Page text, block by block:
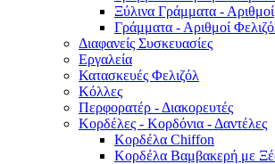
Ξύλινα Γράμματα - Αριθμοί
Γράμματα - Αριθμοί
Διαφανείς Συσκευασίες
Εργαλεία
Κατασκευές Φελιζόλ
Κόλλες
Περφορατέρ - Διακορευτές
Κορδέλες - Κορδόνια - Δαντέλες
Κορδέλα Chiffon
Κορδέλα Βαμβακερή με